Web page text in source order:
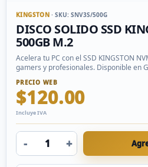
KINGSTON · SKU: SNV3S/500G
DISCO SOLIDO SSD
500GB M.2
Acelera tu PC con el SSD KINGSTON
gamers y profesionales. Disponible en
PRECIO WEB
$120.00
Incluye IVA
- +